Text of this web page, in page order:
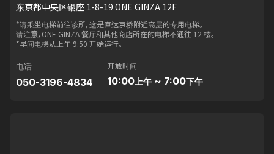
东京都中央区银座 1-8-19 ONE GINZA 12F
*请乘坐电梯前往诊所，这是直达京桥附近高层的专用电梯。
请注意，ONE GINZA 餐厅和其他商店所在的电梯不通往 12 楼。
*早间电梯从上午 9:50 开始运行。
电话
050-3196-4834
开放时间
10:00 上午 ~ 7:00下午